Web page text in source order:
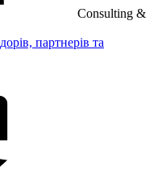
Consulting &
партнерів та